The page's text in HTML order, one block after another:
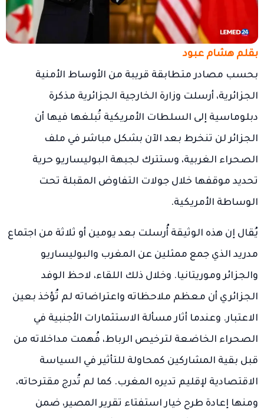
بقلم هشام عبود
بحسب مصادر متطابقة قريبة من الأوساط الأمنية
الجزائرية، أرسلت وزارة الخارجية الجزائرية مذكرة
دبلوماسية إلى السلطات الأمريكية تُبلغها فيها أن
الجزائر لن تنخرط بعد الآن بشكل مباشر في ملف
الصحراء الغربية، وستترك لجبهة البوليساريو حرية
تحديد موقفها خلال جولات التفاوض المقبلة تحت
الوساطة الأمريكية.
يُقال إن هذه الوثيقة أُرسلت بعد يومين أو ثلاثة من اجتماع
مدريد الذي جمع ممثلين عن المغرب والبوليساريو
والجزائر وموريتانيا. وخلال ذلك اللقاء، لاحظ الوفد
الجزائري أن معظم ملاحظاته واعتراضاته لم تُؤخذ بعين
الاعتبار. وعندما أثار مسألة الاستثمارات الأجنبية في
الصحراء الخاضعة لترخيص الرباط، فُهمت مداخلاته من
قبل بقية المشاركين كمحاولة للتأثير في السياسة
الاقتصادية لإقليم تديره المغرب. كما لم تُدرج مقترحاته،
ومنها إعادة طرح خيار استفتاء تقرير المصير، ضمن